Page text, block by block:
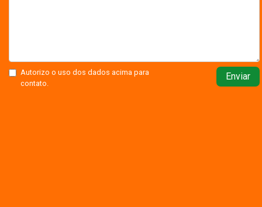
Autorizo o uso dos dados acima para
contato.
Enviar